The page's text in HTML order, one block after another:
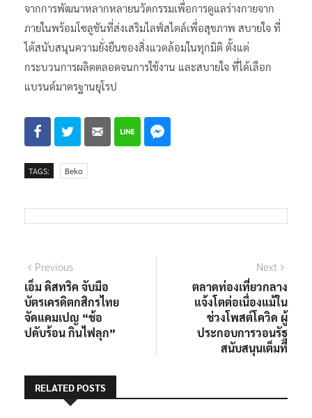
จากการพัฒนาหลากหลายนวัตกรรมเพื่อการดูแลร่างกายจาก
ภายในพร้อมโซลูชันที่ส่งเสริมไลฟ์สไตล์เพื่อสุขภาพ สบายใจ ที่
ได้สนับสนุนความยั่งยืนของสิ่งแวดล้อมในทุกมิติ ตั้งแต่
กระบวนการผลิตตลอดจนการใช้งาน และสบายใจ ที่ได้เลือก
แบรนด์มาตรฐานยุโรป
TAGS: Beko
แนะแนว
เรื่อง
PreviousPrevious
post:
เอ็ม ดิสทริค จับมือ
บัตรเครดิตกสิกรไทย
จัดแคมเปญ “ช้อ
ปดับร้อน กินไฟลุก”
Next
ตลาดท่องเที่ยวกลาง
แจ้งโตต่อเนื่องแม้ใน
ช่วงโพสต์โควิด ผู้
ประกอบการวอนรัฐ
สนับสนุนเต็มที่
RELATED POSTS